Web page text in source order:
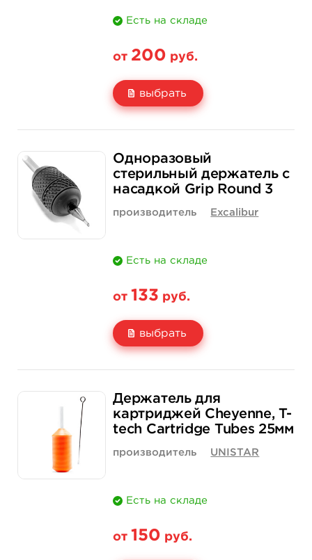
Есть на складе
от 200 руб.
выбрать
Цена
Количество купить купить
Одноразовый
стерильный держатель с
насадкой Grip Round 3
производитель Excalibur
Есть на складе
от 133 руб.
выбрать
Количество
133 руб.
купить купить
Держатель для
картриджей Cheyenne, T-
tech Cartridge Tubes 25мм
производитель UNISTAR
Есть на складе
от 150 руб.